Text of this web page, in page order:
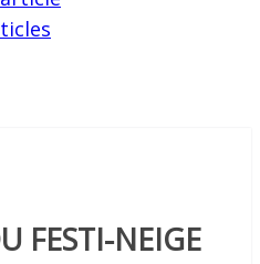
FESTI-NEIGE